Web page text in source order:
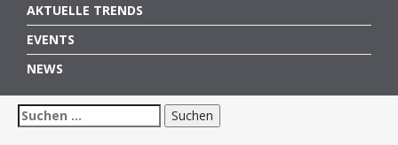
AKTUELLE TRENDS
EVENTS
NEWS
Suchen
nach: